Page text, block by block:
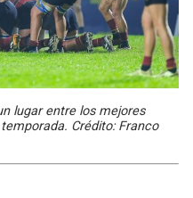
lugar entre los mejores
Crédito: Franco